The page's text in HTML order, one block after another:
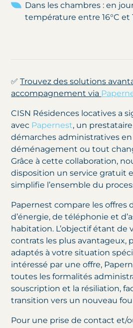
Dans les chambres : en
température entre 16°C et
✅Trouvez des solutions
accompagnement via
CISN Résidences locatives a
avec Papernest, un
démarches administratives
déménagement ou tout
Grâce à cette collaboration,
disposition un service gratuit
simplifie l’ensemble du
Papernest compare les offres
d’énergie, de téléphonie et
habitation. L’objectif étant de
contrats les plus avantageux,
adaptés à votre situation
intéressé par une offre,
toutes les formalités
souscription et la résiliation,
transition vers un nouveau
Pour une prise de contact et/